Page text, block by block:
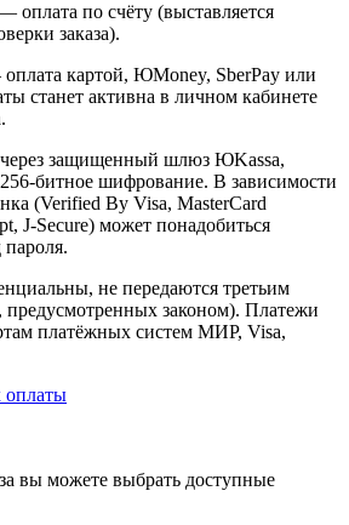
по счёту (выставляется
заказа).
картой, ЮMoney, SberPay или
станет активна в личном кабинете
через защищенный шлюз ЮKassa,
битное шифрование. В зависимости
(Verified By Visa, MasterCard
J-Secure) может понадобиться
не передаются третьим
предусмотренных законом). Платежи
платёжных систем МИР, Visa,
оплаты
вы можете выбрать доступные